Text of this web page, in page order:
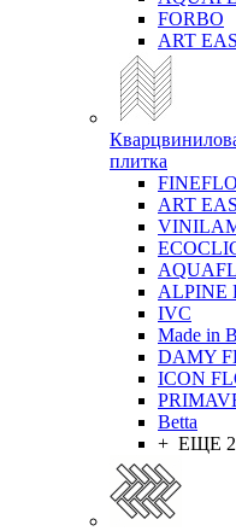
FORBO
ART
плитка
ART
ALPINE
IVC
Made in
DAMY
ICON
Betta
+ ЕЩЕ 2